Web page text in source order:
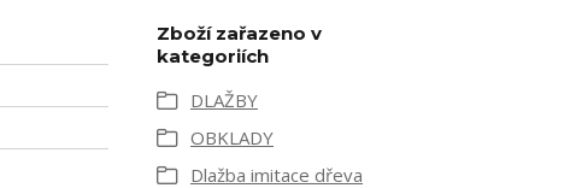
Zboží zařazeno v
kategoriích
DLAŽBY
OBKLADY
Dlažba imitace dřeva